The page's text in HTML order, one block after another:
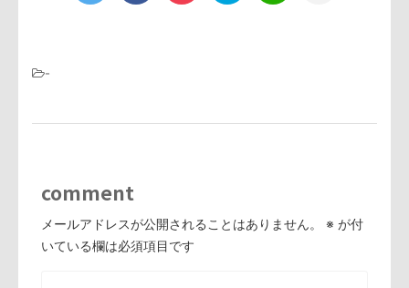
-
comment
メールアドレスが公開されることはありません。 ※ が付
いている欄は必須項目です